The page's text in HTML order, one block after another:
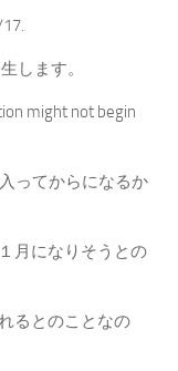
します。
might not begin
ってからになるか
月になりそうとの
るとのことなの